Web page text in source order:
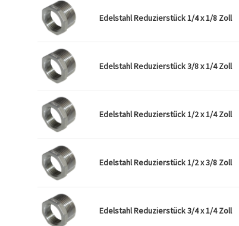
Edelstahl Reduzierstück 1/4 x 1/8 Zoll
Edelstahl Reduzierstück 3/8 x 1/4 Zoll
Edelstahl Reduzierstück 1/2 x 1/4 Zoll
Edelstahl Reduzierstück 1/2 x 3/8 Zoll
Edelstahl Reduzierstück 3/4 x 1/4 Zoll